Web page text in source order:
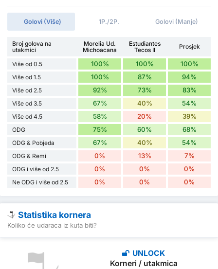
Golovi (Više) 1P./2P. Golovi (Manje)
Broj golova na
utakmici
Morelia Ud.
Michoacana
Estudiantes
Tecos II
Prosjek
Više od 0.5 100% 100% 100%
Više od 1.5 100% 87% 94%
Više od 2.5 92% 73% 83%
Više od 3.5 67% 40% 54%
Više od 4.5 58% 20% 39%
ODG 75% 60% 68%
ODG & Pobjeda 67% 40% 54%
ODG & Remi 0% 13% 7%
ODG i više od 2.5 0% 0% 0%
Ne ODG i više od 2.5 0% 0% 0%
Statistika kornera
Koliko će udaraca iz kuta biti?
UNLOCK
Korneri / utakmica